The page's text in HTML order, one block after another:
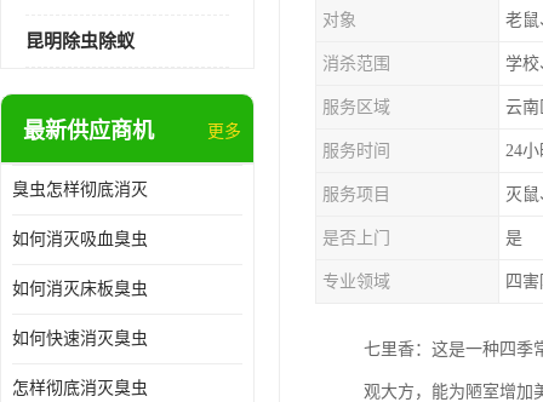
昆明除虫除蚁
最新供应商机 更多
臭虫怎样彻底消灭
如何消灭吸血臭虫
如何消灭床板臭虫
如何快速消灭臭虫
怎样彻底消灭臭虫
对象 老鼠
消杀范围 学校
服务区域 云南
服务时间 24
服务项目 灭
是否上门 是
专业领域 四
七里香：这是一种四季
观大方，能为陋室增加